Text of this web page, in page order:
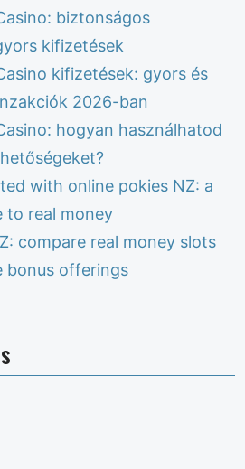
biztonságos
kifizetések
kifizetések: gyors és
2026-ban
hogyan használhatod
with online pokies NZ: a
to real money
compare real money slots
bonus offerings